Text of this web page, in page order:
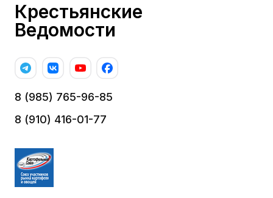
Крестьянские
Ведомости
8 (985) 765-96-85
8 (910) 416-01-77